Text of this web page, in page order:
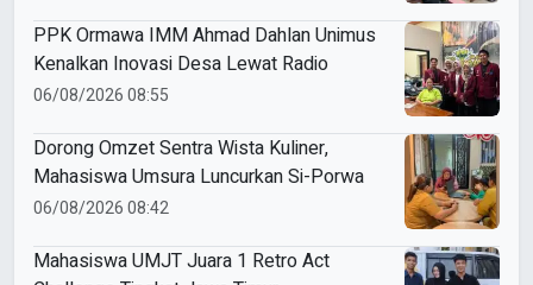
PPK Ormawa IMM Ahmad Dahlan Unimus
Kenalkan Inovasi Desa Lewat Radio
06/08/2026 08:55
Dorong Omzet Sentra Wista Kuliner,
Mahasiswa Umsura Luncurkan Si-Porwa
06/08/2026 08:42
Mahasiswa UMJT Juara 1 Retro Act